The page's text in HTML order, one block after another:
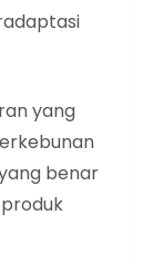
yang
benar